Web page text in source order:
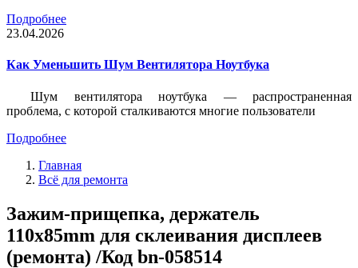
Подробнее
23.04.2026
Как Уменьшить Шум Вентилятора Ноутбука
Шум вентилятора ноутбука — распространенная
проблема, с которой сталкиваются многие пользователи
Подробнее
Главная
Всё для ремонта
Зажим-прищепка, держатель
110x85mm для склеивания дисплеев
(ремонта) /Код bn-058514